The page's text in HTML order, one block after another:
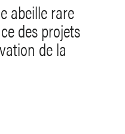
abeille rare
des projets
de la